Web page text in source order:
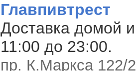
Главпивтрест
Доставка домой
11:00 до 23:00.
пр. К.Маркса 122/2